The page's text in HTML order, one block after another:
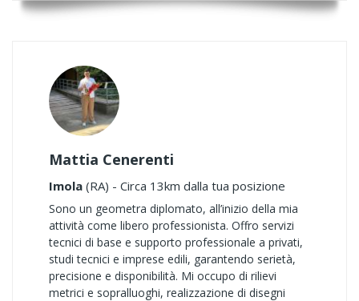
Mattia Cenerenti
Imola (RA) - Circa 13km dalla tua posizione
Sono un geometra diplomato, all’inizio della mia
attività come libero professionista. Offro servizi
tecnici di base e supporto professionale a privati,
studi tecnici e imprese edili, garantendo serietà,
precisione e disponibilità. Mi occupo di rilievi
metrici e sopralluoghi, realizzazione di disegni